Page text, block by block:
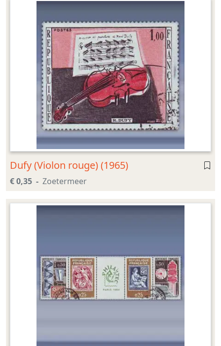
Dufy (Violon rouge) (1965)
€ 0,35 Zoetermeer